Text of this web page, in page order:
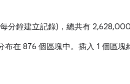
分鐘建立記錄)，總共有 2,628,000
在 876 個區塊中。插入 1 個區